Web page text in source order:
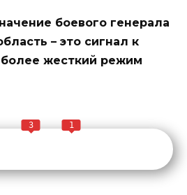
боевого генерала
– это сигнал к
жесткий режим
3 1